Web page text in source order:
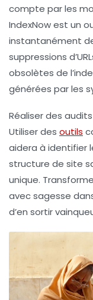
compte par les
IndexNowest un
instantanément
suppressions
obsolètes de
générées par les
Réaliser des
Utiliser des outils
aidera à identifier
structure de site
unique.
avec sagesse
d’en sortir